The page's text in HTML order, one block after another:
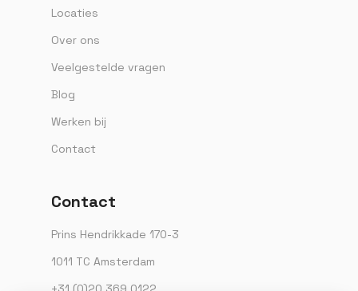
Locaties
Over ons
Veelgestelde vragen
Blog
Werken bij
Contact
Contact
Prins Hendrikkade 170-3
1011 TC Amsterdam